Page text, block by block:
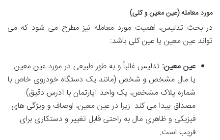
مورد معامله (عین معین و کلی)
در بحث تدلیس، اهمیت مورد معامله نیز مطرح می شود که می
تواند عین معین یا عین کلی باشد:
عین معین: تدلیس غالباً و به طور طبیعی در مورد عین معین
یا مال مشخص و شخص (مانند یک دستگاه خودروی خاص با
شماره پلاک مشخص، یک واحد آپارتمان با آدرس دقیق)
مصداق پیدا می کند. زیرا در عین معین، اوصاف و ویژگی های
فیزیکی و ظاهری مال به راحتی قابل تغییر و دستکاری برای
فریب است.